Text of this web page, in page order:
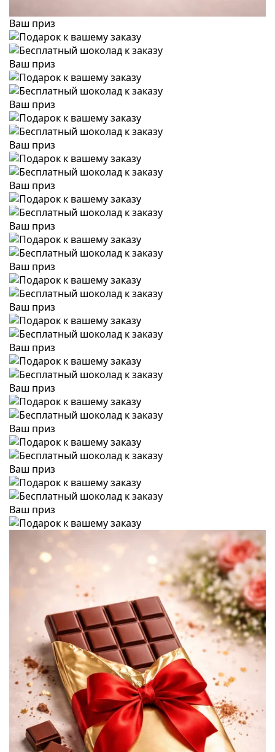
Ваш приз
Ваш приз
Ваш приз
Ваш приз
Ваш приз
Ваш приз
Ваш приз
Ваш приз
Ваш приз
Ваш приз
Ваш приз
Ваш приз
Ваш приз